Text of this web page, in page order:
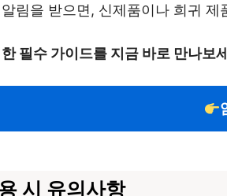
림을 받으면, 신제품이나 희귀 제
필수 가이드를 지금 바로 만나보
시 유의사항